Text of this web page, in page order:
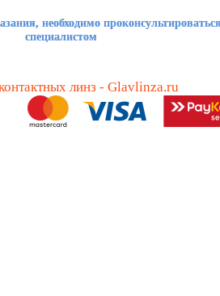
необходимо
специалистом
линз - Glavlinza.ru